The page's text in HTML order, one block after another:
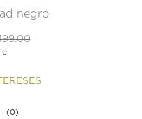
negro
(0)